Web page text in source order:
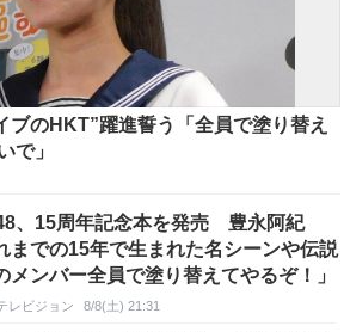
ブのHKT”躍進誓う「全員で塗り替え
で」
、15周年記念本を発売 豊永阿紀
までの15年で生まれた名シーンや伝説
メンバー全員で塗り替えてやるぞ！」
レビジョン 8/8(土) 21:31